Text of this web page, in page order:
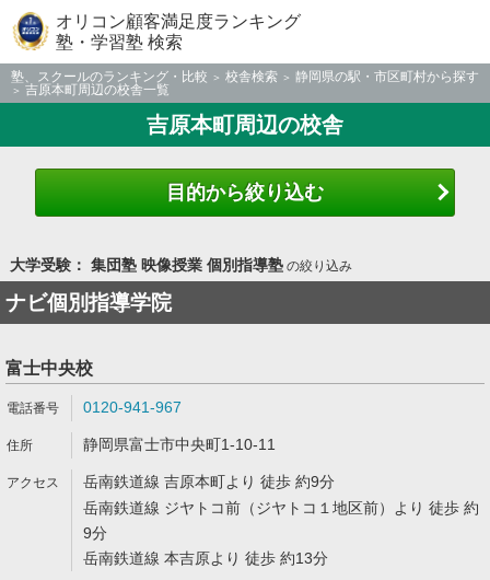
オリコン顧客満足度ランキング
塾・学習塾 検索
塾、スクールのランキング・比較 校舎検索
静岡県の駅・市区町村から探す
吉原本町周辺の校舎一覧
吉原本町周辺の校舎
目的から絞り込む
大学受験： 集団塾 映像授業 個別指導塾の絞り込み
ナビ個別指導学院
富士中央校
0120-941-967
静岡県富士市中央町1-10-11
岳南鉄道線 吉原本町より 徒歩 約9分
岳南鉄道線 ジヤトコ前（ジヤトコ１地区前）より 徒歩 約
9分
岳南鉄道線 本吉原より 徒歩 約13分